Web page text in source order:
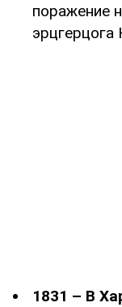
поражение
эрцгерцога
1831 – В